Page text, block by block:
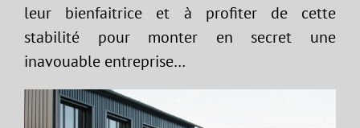
leur bienfaitrice et à profiter de cette
stabilité pour monter en secret une
inavouable entreprise…